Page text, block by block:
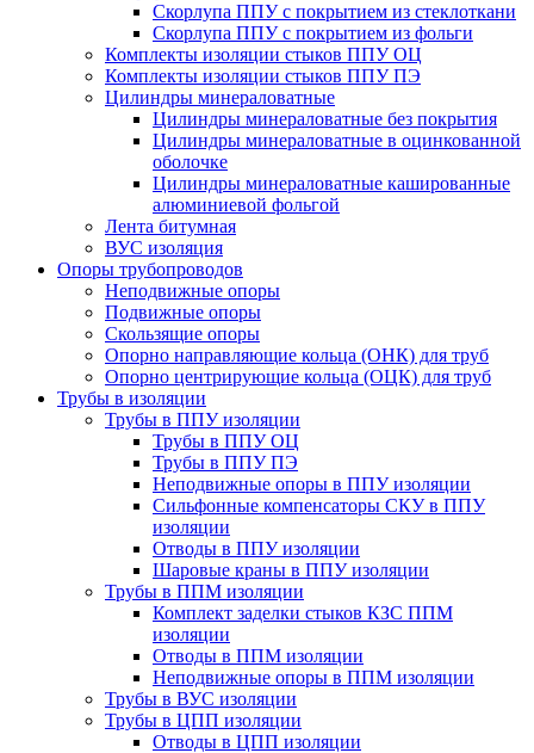
Скорлупа ППУ с покрытием из стеклоткани
Скорлупа ППУ с покрытием из фольги
Комплекты изоляции стыков ППУ ОЦ
Комплекты изоляции стыков ППУ ПЭ
Цилиндры минераловатные
Цилиндры минераловатные без покрытия
Цилиндры минераловатные в оцинкованной
оболочке
Цилиндры минераловатные кашированные
алюминиевой фольгой
Лента битумная
ВУС изоляция
Опоры трубопроводов
Неподвижные опоры
Подвижные опоры
Скользящие опоры
Опорно направляющие кольца (ОНК) для труб
Опорно центрирующие кольца (ОЦК) для труб
Трубы в изоляции
Трубы в ППУ изоляции
Трубы в ППУ ОЦ
Трубы в ППУ ПЭ
Неподвижные опоры в ППУ изоляции
Сильфонные компенсаторы СКУ в ППУ
изоляции
Отводы в ППУ изоляции
Шаровые краны в ППУ изоляции
Трубы в ППМ изоляции
Комплект заделки стыков КЗС ППМ
изоляции
Отводы в ППМ изоляции
Неподвижные опоры в ППМ изоляции
Трубы в ВУС изоляции
Трубы в ЦПП изоляции
Отводы в ЦПП изоляции